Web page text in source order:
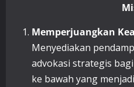
Memperjuangkan
Menyediakan
advokasi strategis
ke bawah yang